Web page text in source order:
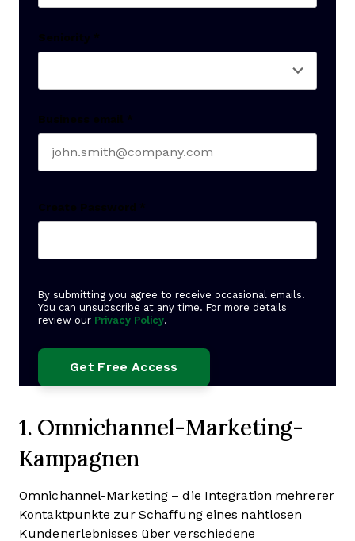
Seniority *
Business email *
Create Password *
By submitting you agree to receive occasional emails.
You can unsubscribe at any time. For more details
review our Privacy Policy.
1. Omnichannel-Marketing-
Kampagnen
Omnichannel-Marketing – die Integration mehrerer
Kontaktpunkte zur Schaffung eines nahtlosen
Kundenerlebnisses über verschiedene